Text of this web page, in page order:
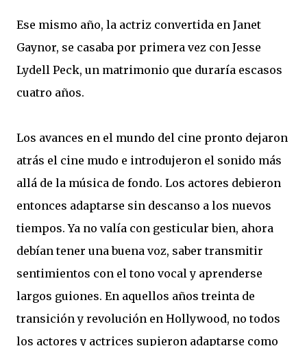
Ese mismo año, la actriz convertida en Janet
Gaynor, se casaba por primera vez con Jesse
Lydell Peck, un matrimonio que duraría escasos
cuatro años.
Los avances en el mundo del cine pronto dejaron
atrás el cine mudo e introdujeron el sonido más
allá de la música de fondo. Los actores debieron
entonces adaptarse sin descanso a los nuevos
tiempos. Ya no valía con gesticular bien, ahora
debían tener una buena voz, saber transmitir
sentimientos con el tono vocal y aprenderse
largos guiones. En aquellos años treinta de
transición y revolución en Hollywood, no todos
los actores y actrices supieron adaptarse como